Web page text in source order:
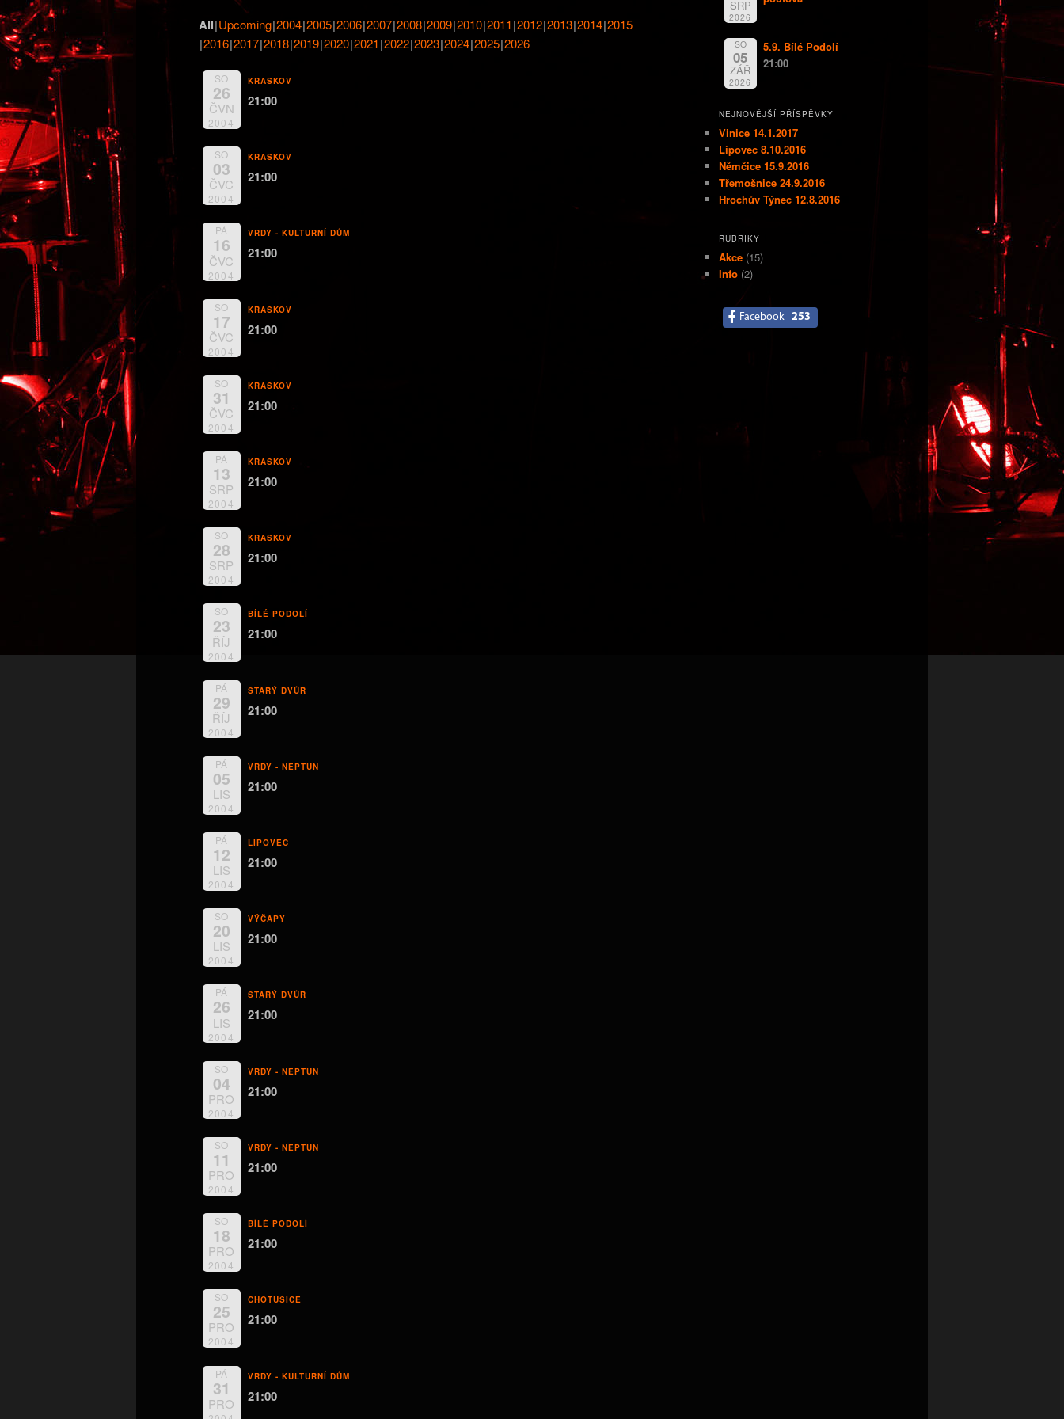
obsahu
webu
All Upcoming 2004 2005 2006 2007 2008 2009 2010 2011 2012 2013 2014 2015
2016 2017 2018 2019 2020 2021 2022 2023 2024 2025 2026
SO
26
ČVN
2004
KRASKOV
21:00
SO
03
ČVC
2004
KRASKOV
21:00
PÁ
16
ČVC
2004
VRDY - KULTURNÍ DŮM
21:00
SO
17
ČVC
2004
KRASKOV
21:00
SO
31
ČVC
2004
KRASKOV
21:00
PÁ
13
SRP
2004
KRASKOV
21:00
SO
28
SRP
2004
KRASKOV
21:00
SO
23
ŘÍJ
2004
BÍLÉ PODOLÍ
21:00
PÁ
29
ŘÍJ
2004
STARÝ DVŮR
21:00
PÁ
05
LIS
2004
VRDY - NEPTUN
21:00
PÁ
12
LIS
2004
LIPOVEC
21:00
SO
20
LIS
2004
VÝČAPY
21:00
PÁ
26
LIS
2004
STARÝ DVŮR
21:00
SO
04
PRO
2004
VRDY - NEPTUN
21:00
SO
11
PRO
2004
VRDY - NEPTUN
21:00
SO
18
PRO
2004
BÍLÉ PODOLÍ
21:00
SO
25
PRO
2004
CHOTUSICE
21:00
PÁ
31
PRO
VRDY - KULTURNÍ DŮM
21:00
SRP
2026
SO
05
ZÁŘ
2026
5.9. Bílé Podolí
21:00
NEJNOVĚJŠÍ PŘÍSPĚVKY
Vinice 14.1.2017
Lipovec 8.10.2016
Němčice 15.9.2016
Třemošnice 24.9.2016
Hrochův Týnec 12.8.2016
RUBRIKY
Akce (15)
Info (2)
Facebook 253